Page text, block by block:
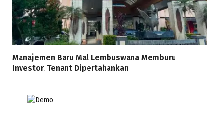
Manajemen Baru Mal Lembuswana Memburu
Investor, Tenant Dipertahankan